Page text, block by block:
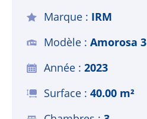
Marque
IRM
Modèle
Amorosa 3
Année
2023
Surface
40.00 m²